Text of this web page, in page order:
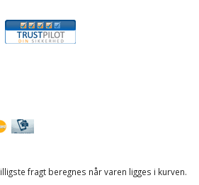
fragt beregnes når varen ligges i kurven.